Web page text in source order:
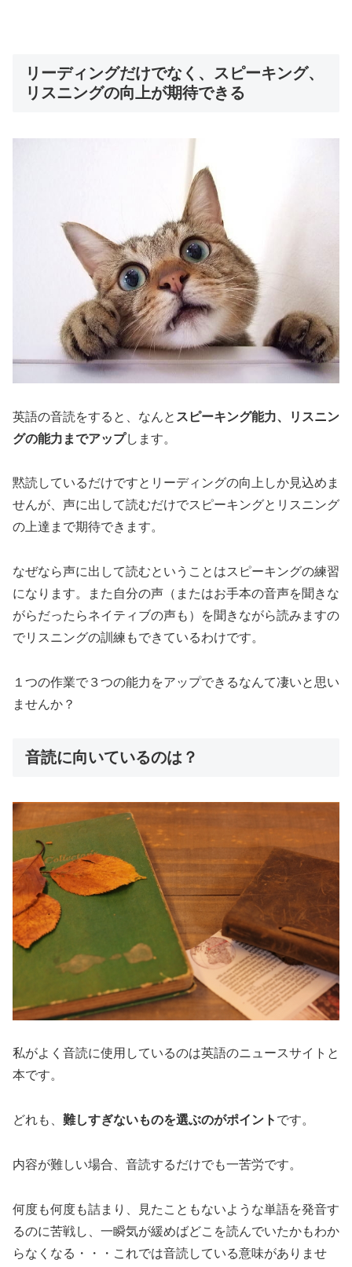
リーディングだけでなく、スピーキング、
リスニングの向上が期待できる
英語の音読をすると、なんと スピーキング能力、リスニン
グの能力までアップします。
黙読しているだけですとリーディングの向上しか見込めま
せんが、声に出して読むだけでスピーキングとリスニング
の上達まで期待できます。
なぜなら声に出して読むということはスピーキングの練習
になります。また自分の声（またはお手本の音声を聞きな
がらだったらネイティブの声も）を聞きながら読みますの
でリスニングの訓練もできているわけです。
１つの作業で３つの能力をアップできるなんて凄いと思い
ませんか？
音読に向いているのは？
私がよく音読に使用しているのは英語のニュースサイトと
本です。
どれも、 難しすぎないものを選ぶのがポイント です。
内容が難しい場合、音読するだけでも一苦労です。
何度も何度も詰まり、見たこともないような単語を発音す
るのに苦戦し、一瞬気が緩めばどこを読んでいたかもわか
らなくなる・・・これでは音読している意味がありませ